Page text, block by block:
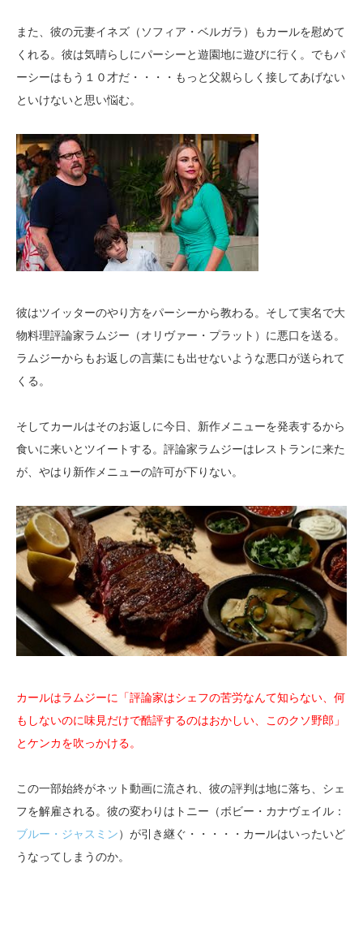
また、彼の元妻イネズ（ソフィア・ベルガラ）もカールを慰めて
くれる。彼は気晴らしにパーシーと遊園地に遊びに行く。でもパ
ーシーはもう１０才だ・・・・もっと父親らしく接してあげない
といけないと思い悩む。
彼はツイッターのやり方をパーシーから教わる。そして実名で大
物料理評論家ラムジー（オリヴァー・プラット）に悪口を送る。
ラムジーからもお返しの言葉にも出せないような悪口が送られて
くる。
そしてカールはそのお返しに今日、新作メニューを発表するから
食いに来いとツイートする。評論家ラムジーはレストランに来た
が、やはり新作メニューの許可が下りない。
カールはラムジーに「評論家はシェフの苦労なんて知らない、何
もしないのに味見だけで酷評するのはおかしい、このクソ野郎」
とケンカを吹っかける。
この一部始終がネット動画に流され、彼の評判は地に落ち、シェ
フを解雇される。彼の変わりはトニー（ボビー・カナヴェイル：
ブルー・ジャスミン）が引き継ぐ・・・・・カールはいったいど
うなってしまうのか。